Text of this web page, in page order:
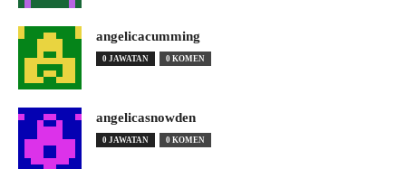
angelicacumming
0 JAWATAN 0 KOMEN
angelicasnowden
0 JAWATAN 0 KOMEN